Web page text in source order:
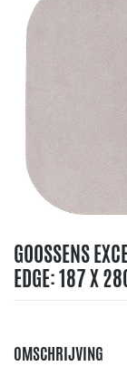
GOOSSENS
EDGE: 187 X
OMSCHRIJVING